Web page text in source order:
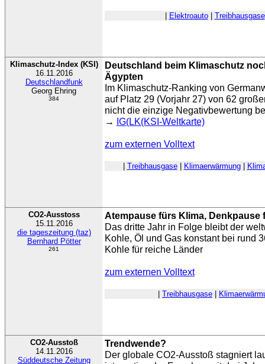
Elektroauto| Treibhausgase
Klimaschutz-Index (KSI)
16.11.2016
Deutschlandfunk
Georg Ehring
384
Deutschland beim Klimaschutz
Ägypten
Im Klimaschutz-Ranking von
auf Platz 29 (Vorjahr 27) von 62
nicht die einzige Negativbewertung
→ IG(LK(KSI-Weltkarte)
zum externen Volltext
Treibhausgase| Klimaerwärmung|
CO2-Ausstoss
15.11.2016
die tageszeitung (taz)
Bernhard Pötter
261
Atempause fürs Klima, Denkpause
Das dritte Jahr in Folge bleibt der
Kohle, Öl und Gas konstant bei rund
Kohle für reiche Länder
zum externen Volltext
Treibhausgase
CO2-Ausstoß
14.11.2016
Süddeutsche Zeitung
Trendwende?
Der globale CO2-Ausstoß stagniert